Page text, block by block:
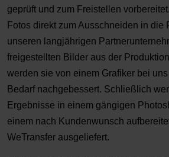
geprüft und zum Freistellen
Fotos direkt zum Ausschneiden in die
unseren langjährigen
freigestellten Bilder aus der
werden sie von einem Grafiker bei
Bedarf nachgebessert. Schließlich
Ergebnisse in einem gängigen
einem nach Kundenwunsch
WeTransfer ausgeliefert.